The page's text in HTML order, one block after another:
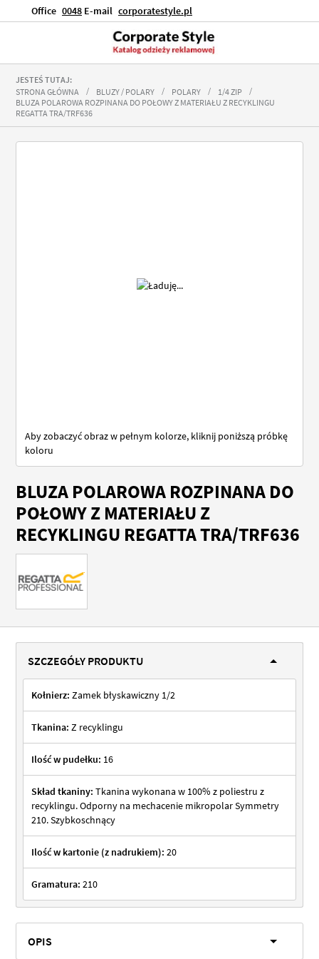
Office 0048 E-mail corporatestyle.pl
JESTEŚ TUTAJ:
STRONA GŁÓWNA
BLUZY / POLARY POLARY
1/4 ZIP
BLUZA POLAROWA ROZPINANA DO POŁOWY Z MATERIAŁU Z RECYKLINGU
REGATTA TRA/TRF636
BLUZA POLAROWA ROZPINANA DO
POŁOWY Z MATERIAŁU Z
RECYKLINGU REGATTA TRA/TRF636
Aby zobaczyć obraz w pełnym kolorze, kliknij poniższą próbkę
koloru
na
początek
galerii
SZCZEGÓŁY PRODUKTU
Kołnierz: Zamek błyskawiczny 1/2
Tkanina: Z recyklingu
Ilość w pudełku: 16
Skład tkaniny: Tkanina wykonana w 100% z poliestru z
recyklingu. Odporny na mechacenie mikropolar Symmetry
210. Szybkoschnący
Ilość w kartonie (z nadrukiem): 20
Gramatura: 210
OPIS